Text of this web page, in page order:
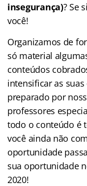
insegurança)? Se
você!
Organizamos de
só material
conteúdos
intensificar as
preparado por
professores
todo o conteúdo é
você ainda não
oportunidade
sua oportunidade
2020!